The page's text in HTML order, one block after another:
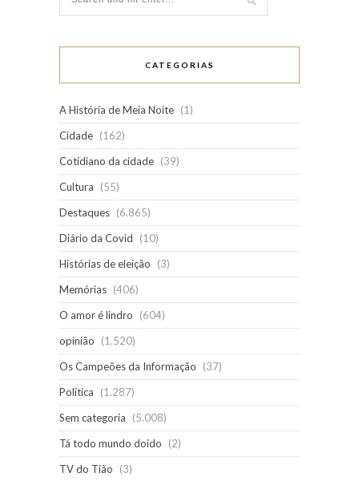
CATEGORIAS
A História de Meia Noite (1)
Cidade (162)
Cotidiano da cidade (39)
Cultura
(55)
Destaques (6.865)
Diário da Covid
(10)
Histórias de eleição
(3)
Memórias (406)
O amor é lindro
(604)
opinião
(1.520)
Os Campeões da Informação
(37)
Política
(1.287)
Sem categoria
(5.008)
Tá todo mundo doido
(2)
TV do Tião
(3)